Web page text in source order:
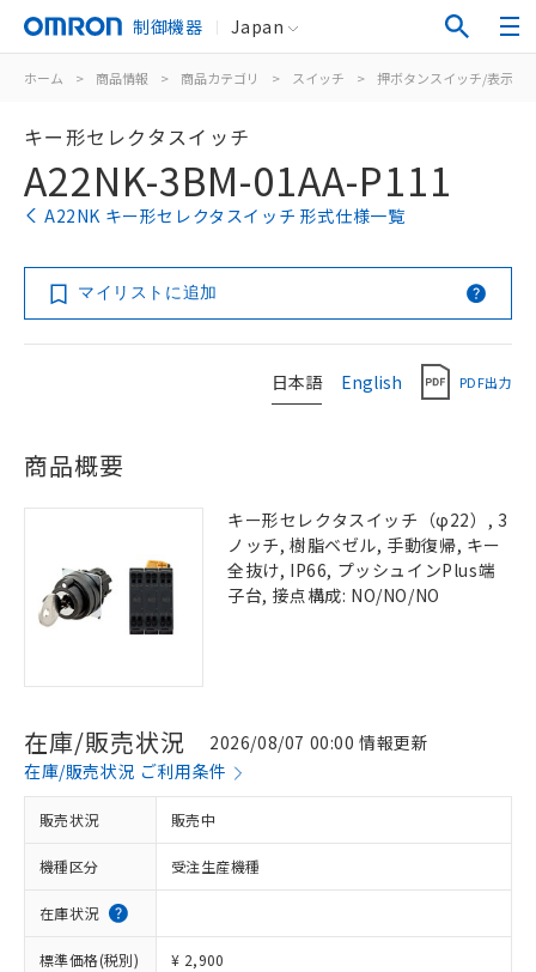
制御機器 Japan
ホーム > 商品情報 > 商品カテゴリ > スイッチ > 押ボタンスイッチ/表示灯
キー形セレクタスイッチ
A22NK-3BM-01AA-P111
A22NK キー形セレクタスイッチ 形式仕様一覧
マイリストに追加
日本語 English PDF出力
商品概要
キー形セレクタスイッチ（φ22）, 3
ノッチ, 樹脂ベゼル, 手動復帰, キー
全抜け, IP66, プッシュインPlus端
子台, 接点構成: NO/NO/NO
在庫/販売状況
2026/08/07 00:00 情報更新
在庫/販売状況 ご利用条件
販売状況 販売中
機種区分 受注生産機種
在庫状況
標準価格(税別) ¥ 2,900